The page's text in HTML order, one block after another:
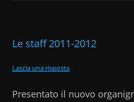
o
k
Le staff 2011-2012
Lascia una risposta
Presentato il nuovo